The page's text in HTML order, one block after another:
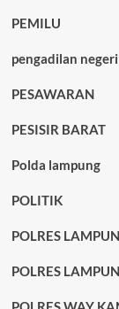
PEMILU
pengadilan
PESAWARAN
PESISIR BARAT
Polda lampung
POLITIK
POLRES
POLRES